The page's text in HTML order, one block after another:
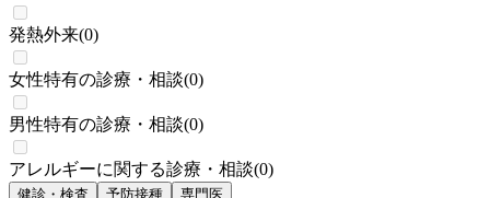
発熱外来(0)
女性特有の診療・相談(0)
男性特有の診療・相談(0)
アレルギーに関する診療・相談(0)
健診・検査 予防接種 専門医